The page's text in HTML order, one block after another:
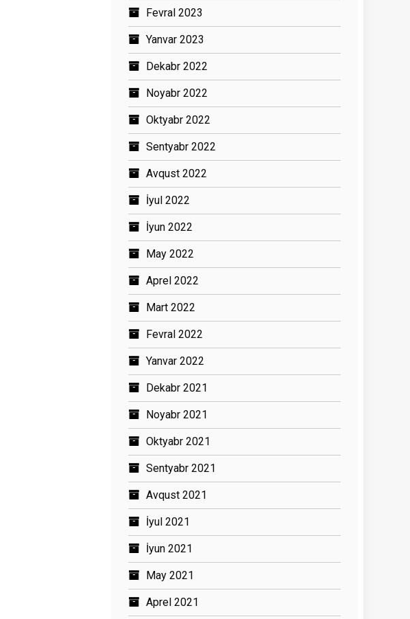
Fevral 2023
Yanvar 2023
Dekabr 2022
Noyabr 2022
Oktyabr 2022
Sentyabr 2022
Avqust 2022
İyul 2022
İyun 2022
May 2022
Aprel 2022
Mart 2022
Fevral 2022
Yanvar 2022
Dekabr 2021
Noyabr 2021
Oktyabr 2021
Sentyabr 2021
Avqust 2021
İyul 2021
İyun 2021
May 2021
Aprel 2021